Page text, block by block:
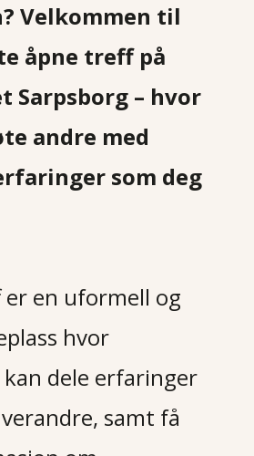
Velkommen til
åpne treff på
Sarpsborg – hvor
andre med
som deg
en uformell og
hvor
dele erfaringer
samt få